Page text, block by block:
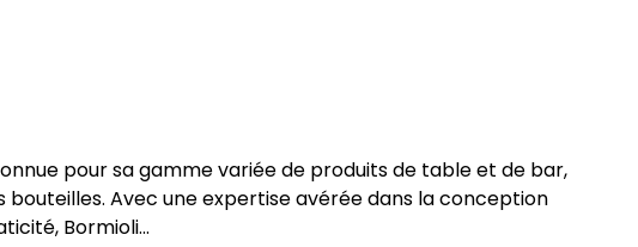
pour sa gamme variée de produits de table et de bar,
Avec une expertise avérée dans la conception
Bormioli...